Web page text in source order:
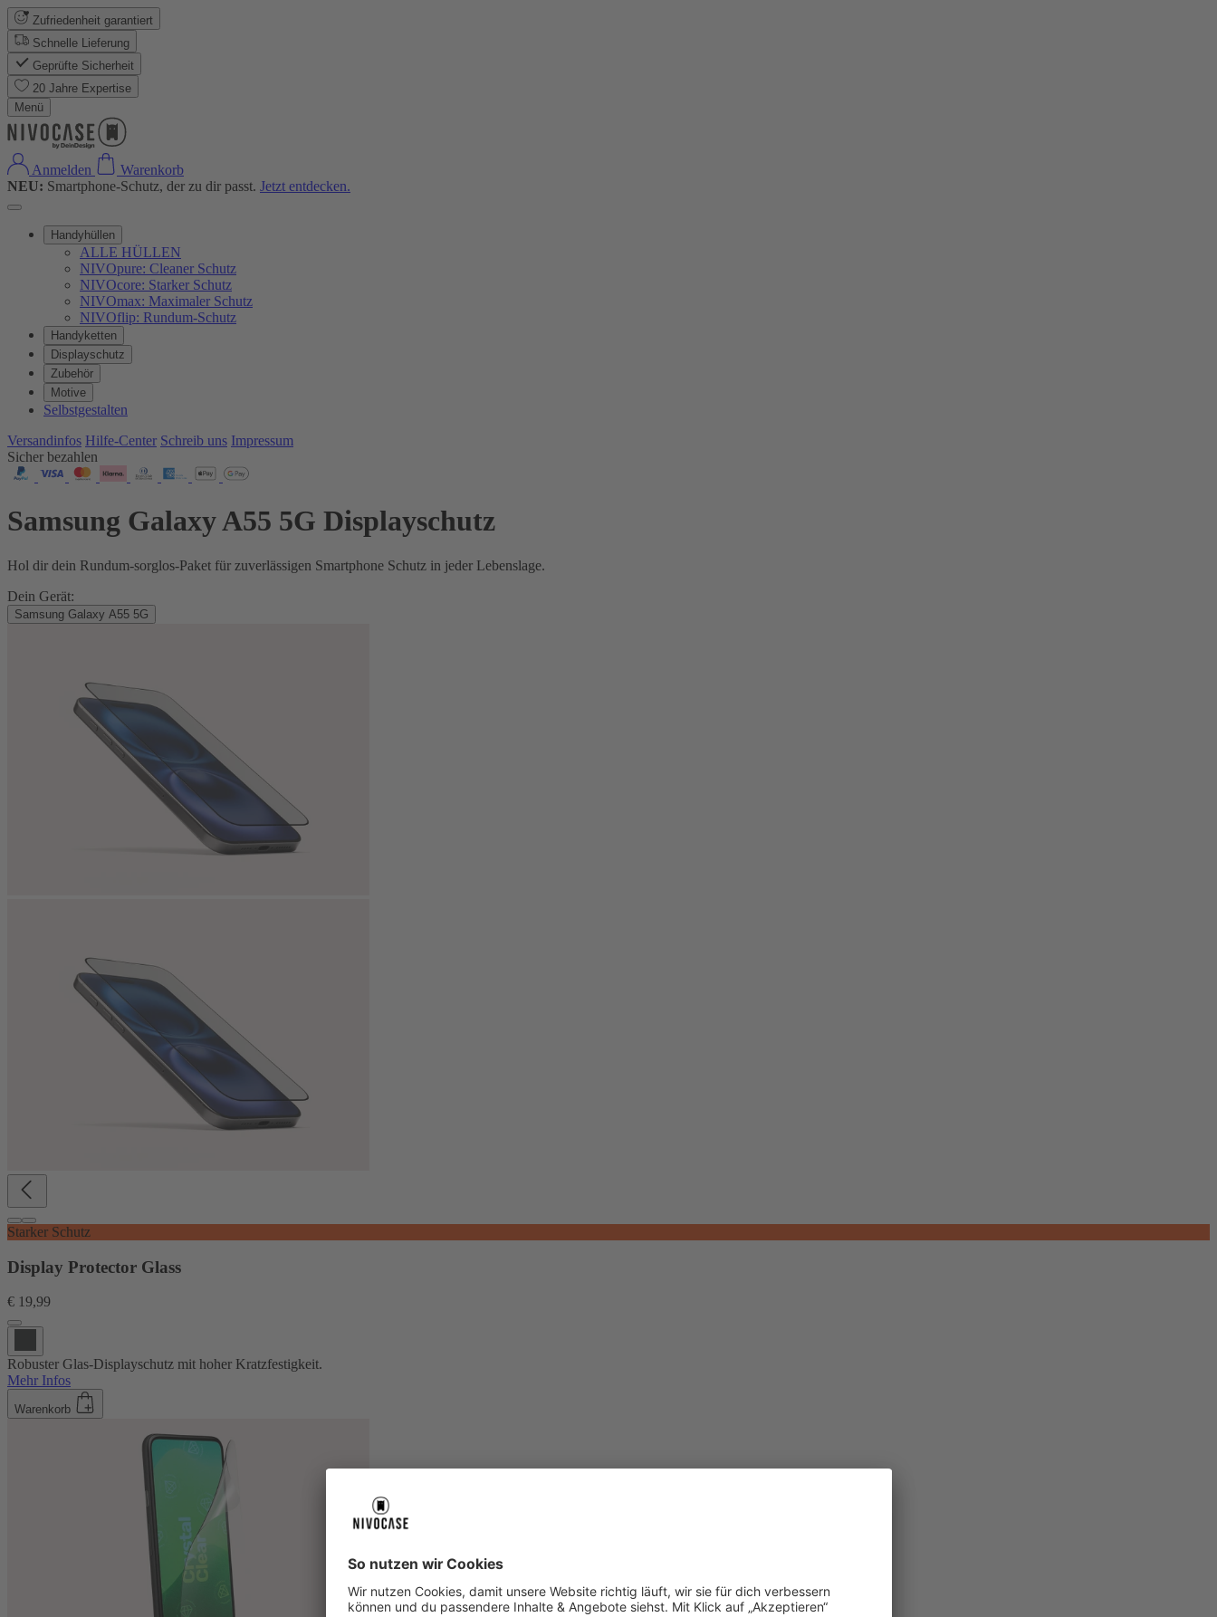
Zufriedenheit garantiert
Schnelle Lieferung
Geprüfte Sicherheit
20 Jahre Expertise
Menü
Anmelden
Warenkorb
NEU: Smartphone-Schutz, der zu dir passt. Jetzt entdecken.
Handyhüllen
ALLE HÜLLEN
NIVOpure: Cleaner Schutz
NIVOcore: Starker Schutz
NIVOmax: Maximaler Schutz
NIVOflip: Rundum-Schutz
Handyketten
Displayschutz
Zubehör
Motive
Selbstgestalten
Versandinfos Hilfe-Center Schreib uns Impressum
Sicher bezahlen
Samsung Galaxy A55 5G Displayschutz
Hol dir dein Rundum-sorglos-Paket für zuverlässigen Smartphone Schutz in jeder Lebenslage.
Dein Gerät:
Samsung Galaxy A55 5G
Starker Schutz
Display Protector Glass
€ 19,99
Robuster Glas-Displayschutz mit hoher Kratzfestigkeit.
Mehr Infos
Warenkorb